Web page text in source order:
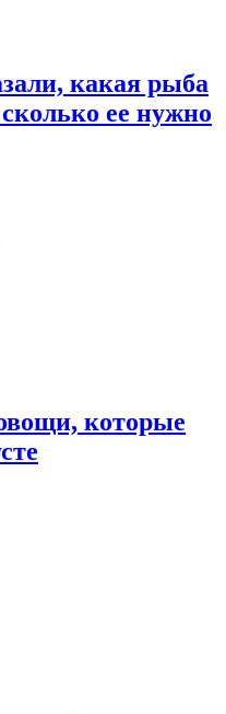
какая рыба
ее нужно
которые